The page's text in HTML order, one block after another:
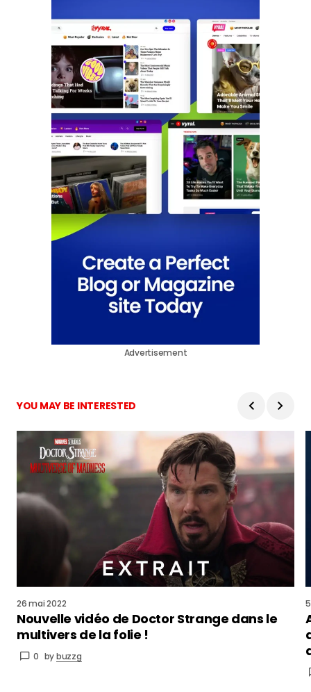
Advertisement
YOU MAY BE INTERESTED
26 mai 2022
Nouvelle vidéo de Doctor Strange dans le
multivers de la folie !
0 bybuzzg